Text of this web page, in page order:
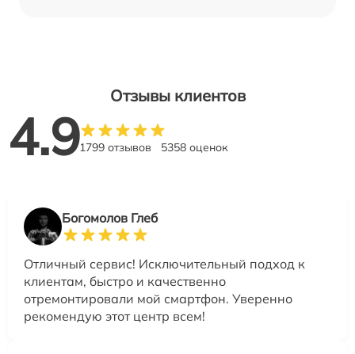
Отзывы клиентов
4.91799 отзывов 5358 оценок
Богомолов Глеб
Отличный сервис! Исключительный подход к
клиентам, быстро и качественно
отремонтировали мой смартфон. Уверенно
рекомендую этот центр всем!